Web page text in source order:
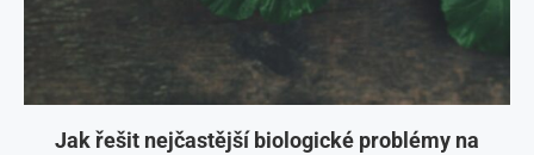
Jak řešit nejčastější biologické problémy na